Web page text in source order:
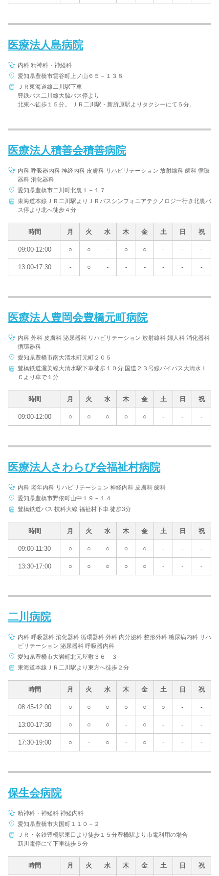
医療法人島病院
内科 精神科・神経科
愛知県豊橋市雲谷町上ノ山６５－１３８
ＪＲ東海道線二川駅下車
豊鉄バス二川線大脇バス停より
北東へ徒歩１５分。 ＪＲ二川駅・新所原駅よりタクシーにて５分。
医療法人積善会積善病院
内科 呼吸器内科 神経内科 皮膚科 リハビリテーション 放射線科 歯科 循環
器科 消化器科
愛知県豊橋市二川町北裏１－１７
東海道本線ＪＲ二川駅よりＪＲバスシンフォニアテクノロジー行き北裏バ
ス停より北へ徒歩４分
時間 月 火 水 木 金 土 日 祝
09:00-12:00 ○ ○ - ○ ○ - - -
13:00-17:30 - ○ - - - - - -
医療法人豊岡会豊橋元町病院
内科 外科 皮膚科 泌尿器科 リハビリテーション 放射線科 婦人科 消化器科
循環器科
愛知県豊橋市南大清水町元町２０５
豊橋鉄道渥美線大清水駅下車徒歩１０分 国道２３号線バイパス大清水Ｉ
Ｃより車で１分
時間 月 火 水 木 金 土 日 祝
09:00-12:00 ○ ○ ○ ○ ○ - - -
医療法人さわらび会福祉村病院
内科 老年内科 リハビリテーション 神経内科 皮膚科 歯科
愛知県豊橋市野依町山中１９－１４
豊橋鉄道バス 技科大線 福祉村下車 徒歩3分
時間 月 火 水 木 金 土 日 祝
09:00-11:30 ○ ○ ○ ○ ○ - - -
13:30-17:00 ○ ○ ○ ○ ○ - - -
二川病院
内科 呼吸器科 消化器科 循環器科 外科 内分泌科 整形外科 糖尿病内科 リハ
ビリテーション 泌尿器科 呼吸器内科
愛知県豊橋市大岩町北元屋敷３６－３
東海道本線ＪＲ二川駅より東方へ徒歩２分
時間 月 火 水 木 金 土 日 祝
08:45-12:00 ○ ○ ○ ○ ○ ○ - -
13:00-17:30 ○ ○ ○ - ○ - - -
17:30-19:00 ○ - ○ - ○ - - -
保生会病院
精神科・神経科 神経内科
愛知県豊橋市大国町１１０－２
ＪＲ・名鉄豊橋駅東口より徒歩１５分豊橋駅より市電利用の場合
新川電停にて下車徒歩５分
時間 月 火 水 木 金 土 日 祝